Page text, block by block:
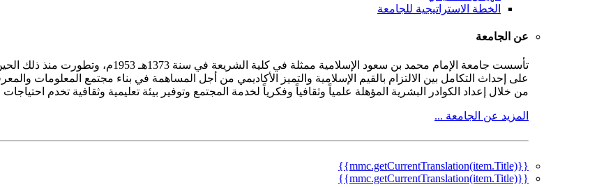
الخطة الاستراتيجية للجامعة
عن الجامعة
على إحداث التكامل بين الالتزام بالقيم الإسلامية والتميز الأكاديمي من أجل المساهمة في بناء مجتمع المعلومات
من خلال إعداد الكوادر البشرية المؤهلة علمياً وثقافياً وفكرياً لخدمة المجتمع وتوفير بيئة تعليمية وثقافية تخدم
المزيد عن الجامعة ...
{{mmc.getCurrentTranslation(item.Title)}}
{{mmc.getCurrentTranslation(item.Title)}}